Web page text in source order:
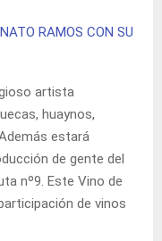
artista
huaynos,
estará
de gente del
nº9. Este Vino de
de vinos